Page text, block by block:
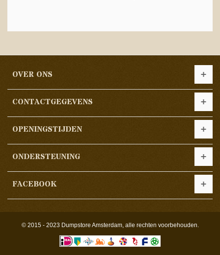
OVER ONS
CONTACTGEGEVENS
OPENINGSTIJDEN
ONDERSTEUNING
FACEBOOK
© 2015 - 2023 Dumpstore Amsterdam, alle rechten voorbehouden.